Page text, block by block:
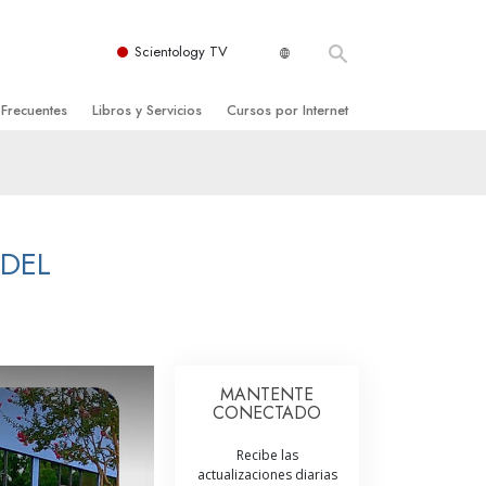
Scientology TV
de Scientology
Libros y Servicios
Introductorias
Cursos por Internet
La Integridad y la Honestidad
El Matrimonio
La Escala Tonal Emocional
MANTENTE
CONECTADO
Recibe las
actualizaciones diarias